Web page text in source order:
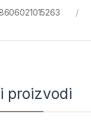
proizvodi